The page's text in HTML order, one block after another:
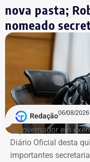
COM FÁBIO
mandante dos
Além disso, ela
de busca e apreensão
seupré-candidato ao
O PSD, por sua vez,
candidatura solo de
Brizola teria que
pouco da simpatia
Paulo.
nova pasta;
nomeado
Redação06/08/
O governador em
Diário Oficial desta
importantes